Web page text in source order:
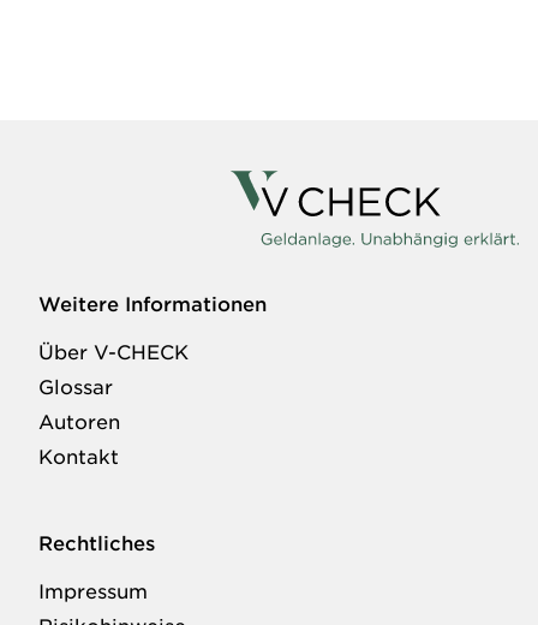
Weitere Informationen
Über V-CHECK
Glossar
Autoren
Kontakt
Rechtliches
Impressum